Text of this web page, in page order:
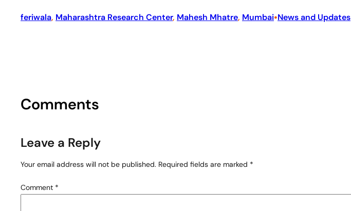
feriwala, Maharashtra Research Center, Mahesh Mhatre, Mumbai•News and Updates
Comments
Leave a Reply
Your email address will not be published. Required fields are marked *
Comment *